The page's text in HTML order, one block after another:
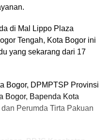
di Mal Lippo Plaza
Tengah, Kota Bogor ini
yang sekarang dari 17
Bogor, DPMPTSP Provinsi
Bogor, Bapenda Kota
Perumda Tirta Pakuan